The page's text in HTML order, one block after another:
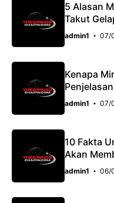
5 Alasan
Takut
admin1 07/
Kenapa
admin1 07/
10 Fakta
Akan
admin1 06/